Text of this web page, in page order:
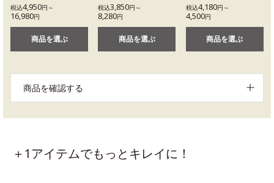
税込4,950円～
16,980円
商品を選ぶ
税込3,850円～
8,280円
商品を選ぶ
税込4,180円～
4,500円
商品を選ぶ
商品を確認する
＋1アイテムでもっとキレイに！